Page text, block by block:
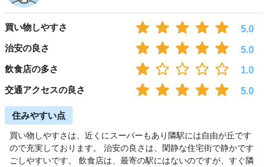
買い物しやすさ
5.0
治安の良さ
5.0
飲食店の多さ
1.0
交通アクセスの良さ
5.0
住みやすい点
買い物しやすさは、近くにスーパーもあり隣駅には自由が丘です
ので充実しております。 治安の良さは、閑静な住宅街で静かです
ごしやすいです。 飲食店は、最寄の駅にはないのですが、すぐ隣